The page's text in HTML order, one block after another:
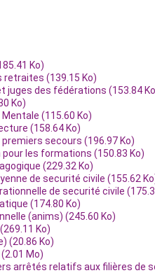
Ko)
retraites (139.15 Ko)
juges des fédérations (153.84
Ko)
(115.60 Ko)
(158.64 Ko)
secours (196.97 Ko)
les formations (150.83 Ko)
(229.32 Ko)
de securité civile (155.62
de securité civile
(174.80 Ko)
(anims) (245.60 Ko)
Ko)
(20.86 Ko)
Mo)
arrêtés relatifs aux filières de